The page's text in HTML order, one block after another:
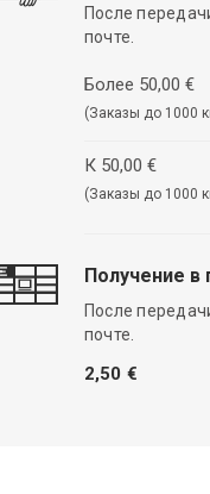
После
почте.
Более 50,00 €
(Заказы до 1000
К 50,00 €
(Заказы до 1000
Получение в
После
почте.
2,50 €